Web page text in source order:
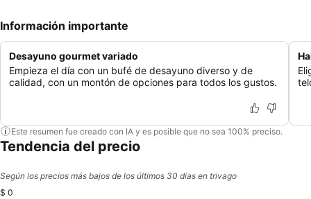
Información importante
Desayuno gourmet variado
Empieza el día con un bufé de desayuno diverso y de
calidad, con un montón de opciones para todos los gustos.
Este resumen fue creado con IA y es posible que no sea 100% preciso.
Tendencia del precio
Según los precios más bajos de los últimos 30 días en trivago
$ 0